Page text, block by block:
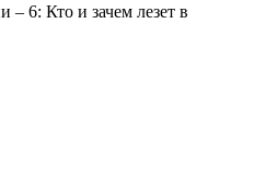
– 6: Кто и зачем лезет в